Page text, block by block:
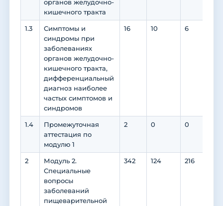
органов желудочно-
кишечного тракта
1.3
Симптомы и
синдромы при
заболеваниях
органов желудочно-
кишечного тракта,
дифференциальный
диагноз наиболее
частых симптомов и
синдромов
16 10 6
1.4
Промежуточная
аттестация по
модулю 1
2 0 0
2
Модуль 2.
Специальные
вопросы
заболеваний
пищеварительной
342 124 216